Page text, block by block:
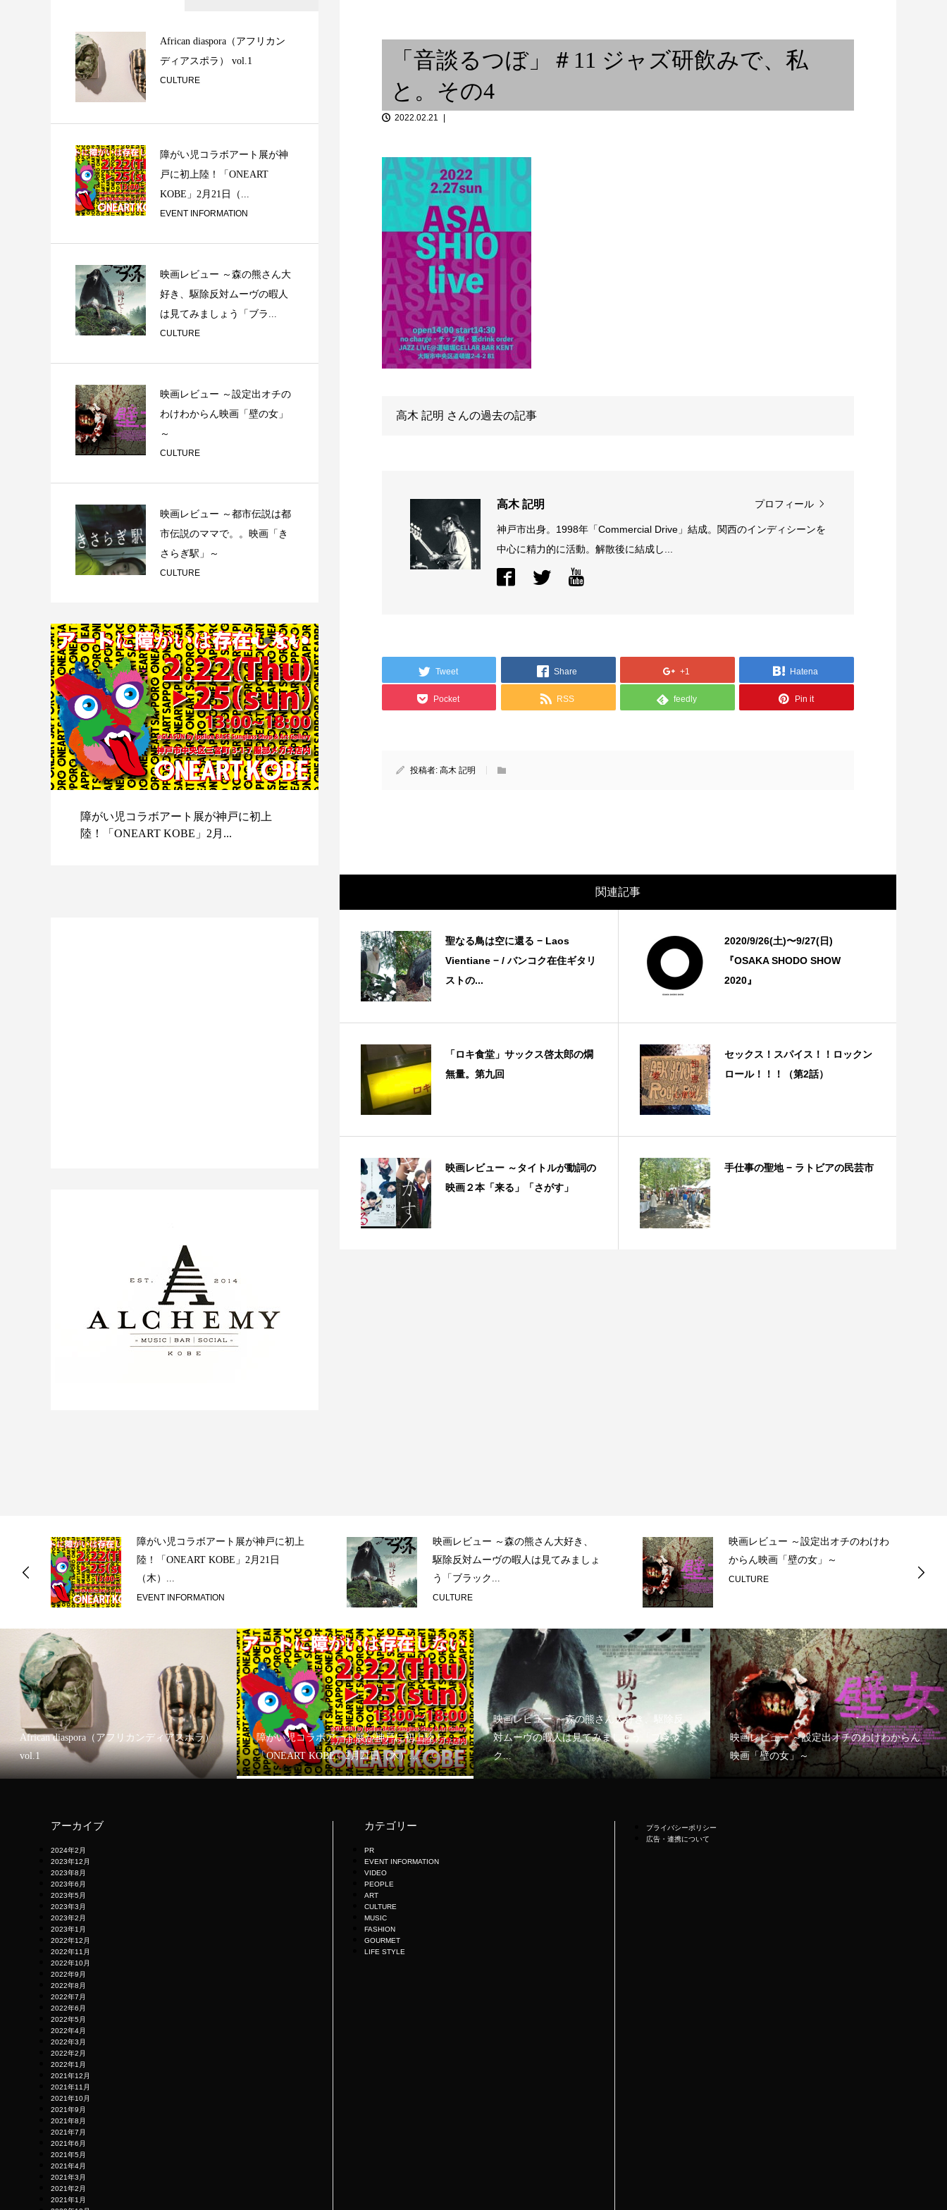
/ From Occi...
ョン ①
27(日...
日々の碑 ③
「音談るつぼ」＃11 ジャズ研
飲みで、私と。その4
「音談るつぼ」＃4 大森花さん
と。
「音談るつぼ」＃11 ジャズ研飲みで、私
と。その4
2022.02.21
高木 記明 さんの過去の記事
高木 記明 プロフィール
神戸市出身。1998年「Commercial Drive」結成。関西のインディシーンを
中心に精力的に活動。解散後に結成し...
Tweet Share +1 Hatena
Pocket RSS feedly Pin it
投稿者:高木 記明
関連記事
聖なる鳥は空に還る − Laos
Vientiane − / バンコク在住ギタリ
ストの...
2020/9/26(土)〜9/27(日)
『OSAKA SHODO SHOW
2020』
「ロキ食堂」サックス啓太郎の燗
無量。第九回
セックス！スパイス！！ロックン
ロール！！！（第2話）
映画レビュー ～タイトルが動詞の
映画２本「来る」「さがす」
手仕事の聖地 − ラトビアの民芸市
African diaspora（アフリカン
ディアスポラ） vol.1
CULTURE
障がい児コラボアート展が神
戸に初上陸！「ONEART
KOBE」2月21日（...
EVENT INFORMATION
映画レビュー ～森の熊さん大
好き、駆除反対ムーヴの暇人
は見てみましょう「ブラ...
CULTURE
映画レビュー ～設定出オチの
わけわからん映画「壁の女」
～
CULTURE
映画レビュー ～都市伝説は都
市伝説のママで。。映画「き
さらぎ駅」～
CULTURE
障がい児コラボアート展が神戸に初上
陸！「ONEART KOBE」2月...
障がい児コラボアート展が神戸に初上
陸！「ONEART KOBE」2月21日
（木）...
EVENT INFORMATION
映画レビュー ～森の熊さん大好き、
駆除反対ムーヴの暇人は見てみましょ
う「ブラック...
CULTURE
映画レビュー ～設定出オチのわけわ
からん映画「壁の女」～
CULTURE
African diaspora（アフリカンディアスポラ）
vol.1
障がい児コラボアート展が神戸に初上陸！
「ONEART KOBE」2月21日（木）...
映画レビュー ～森の熊さん大好き、駆除反
対ムーヴの暇人は見てみましょう「ブラッ
ク...
映画レビュー ～設定出オチのわけわからん
映画「壁の女」～
アーカイブ
2024年2月
2023年12月
2023年8月
2023年6月
2023年5月
2023年3月
2023年2月
2023年1月
2022年12月
2022年11月
2022年10月
2022年9月
2022年8月
2022年7月
2022年6月
2022年5月
2022年4月
2022年3月
2022年2月
2022年1月
2021年12月
2021年11月
2021年10月
2021年9月
2021年8月
2021年7月
2021年6月
2021年5月
2021年4月
2021年3月
2021年2月
2021年1月
カテゴリー
PR
EVENT INFORMATION
VIDEO
PEOPLE
ART
CULTURE
MUSIC
FASHION
GOURMET
LIFE STYLE
プライバシーポリシー
広告・連携について